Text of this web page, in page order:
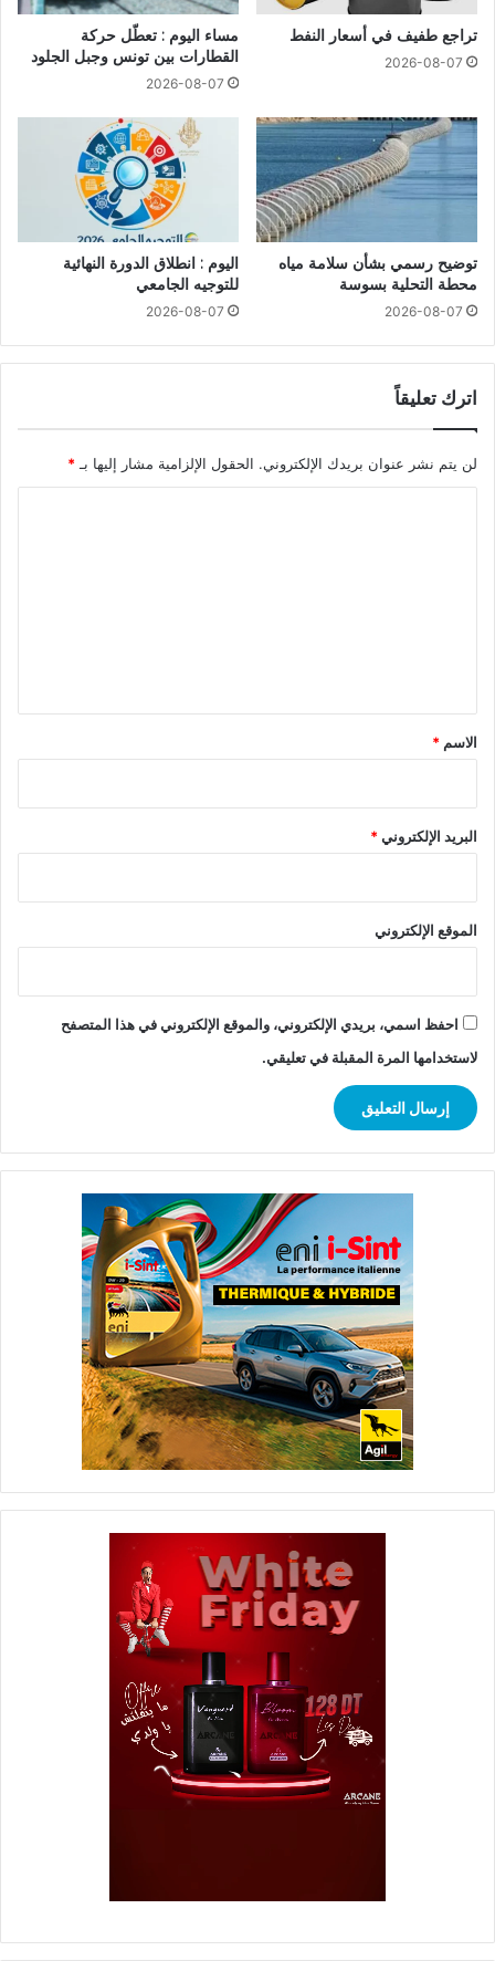
تراجع طفيف في أسعار النفط
2026-08-07
مساء اليوم : تعطّل حركة
القطارات بين تونس وجبل الجلود
2026-08-07
توضيح رسمي بشأن سلامة مياه
محطة التحلية بسوسة
2026-08-07
اليوم : انطلاق الدورة النهائية
للتوجيه الجامعي
2026-08-07
اترك تعليقاً
لن يتم نشر عنوان بريدك الإلكتروني. الحقول الإلزامية مشار إليها بـ *
*
الاسم *
البريد الإلكتروني*
الموقع الإلكتروني
احفظ اسمي، بريدي الإلكتروني، والموقع الإلكتروني في هذا المتصفح
لاستخدامها المرة المقبلة في تعليقي.